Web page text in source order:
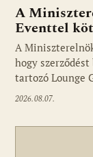
Fotó: media1.hu
A
Eventtel
A
hogy
tartozó Lounge
2026.08.07.